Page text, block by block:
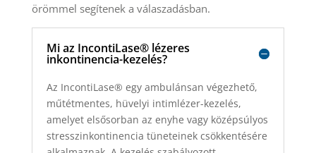
örömmel segítenek a válaszadásban.
Mi az IncontiLase® lézeres
inkontinencia-kezelés?
Az IncontiLase® egy ambulánsan végezhető,
műtétmentes, hüvelyi intimlézer-kezelés,
amelyet elsősorban az enyhe vagy középsúlyos
stresszinkontinencia tüneteinek csökkentésére